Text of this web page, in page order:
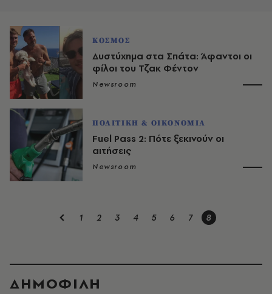
ΚΟΣΜΟΣ
Δυστύχημα στα Σπάτα: Άφαντοι οι
φίλοι του Τζακ Φέντον
Newsroom
ΠΟΛΙΤΙΚΗ & ΟΙΚΟΝΟΜΙΑ
Fuel Pass 2: Πότε ξεκινούν οι
αιτήσεις
Newsroom
1 2 3 4 5 6 7 8
ΔΗΜΟΦΙΛΗ